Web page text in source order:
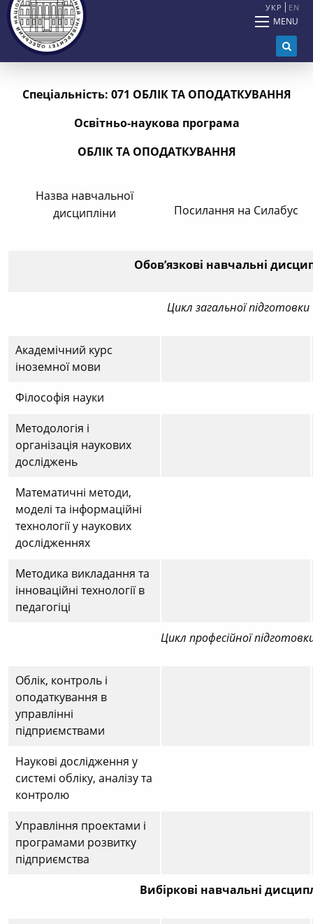
УКР EN
MENU
Спеціальність: 071 ОБЛІКТАОПОДАТКУВАННЯ
Освітньо-наукова програма
ОБЛІКТАОПОДАТКУВАННЯ
Назва навчальної
дисципліни
Посилання на Силабус
Обов’язкові навчальні
Цикл загальної підготовки
Академічний курс
іноземної мови
Філософія науки
Методологія і
організація наукових
досліджень
Математичні методи,
моделі та інформаційні
технології у наукових
дослідженнях
Методика викладання та
інноваційні технології в
педагогіці
Цикл професійної
Облік, контроль і
оподаткування в
управлінні
підприємствами
Наукові дослідження у
системі обліку, аналізу та
контролю
Управління проектами і
програмами розвитку
підприємства
Вибіркові навчальні